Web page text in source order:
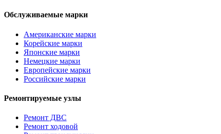
Обслуживаемые марки
Американские марки
Корейские марки
Японские марки
Немецкие марки
Европейские марки
Российские марки
Ремонтируемые узлы
Ремонт ДВС
Ремонт ходовой